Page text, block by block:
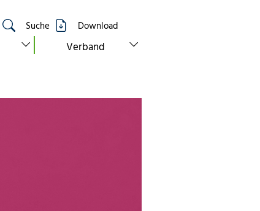
Suche Download
show submenu for “standorte”
Verband show submenu for “verband”